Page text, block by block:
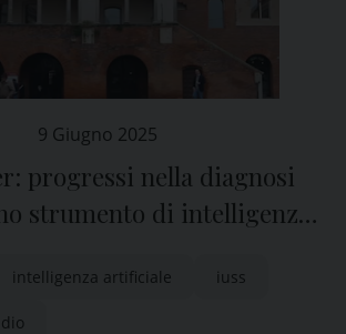
9 Giugno 2025
progressi nella diagnosi
strumento di intelligenza
Iuss Pavia
intelligenza artificiale iuss